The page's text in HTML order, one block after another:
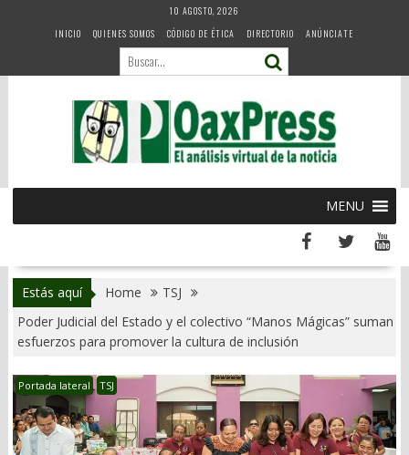
10 AGOSTO, 2026
INICIO
QUIENES SOMOS CÓDIGO DE ÉTICA DIRECTORIO ANÚNCIATE
MENU
Estás aquí Home
TSJ
Poder Judicial del Estado y el colectivo “Manos Mágicas” suman
esfuerzos para promover la cultura de inclusión
Portada lateral TSJ